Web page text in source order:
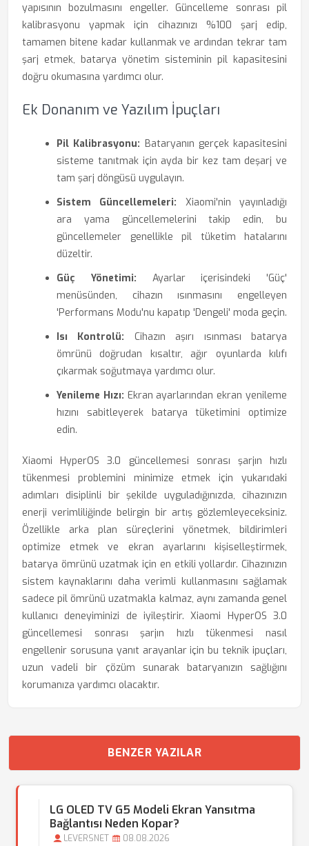
yapısının bozulmasını engeller. Güncelleme sonrası pil
kalibrasyonu yapmak için cihazınızı %100 şarj edip,
tamamen bitene kadar kullanmak ve ardından tekrar tam
şarj etmek, batarya yönetim sisteminin pil kapasitesini
doğru okumasına yardımcı olur.
Ek Donanım ve Yazılım İpuçları
Pil Kalibrasyonu: Bataryanın gerçek kapasitesini
sisteme tanıtmak için ayda bir kez tam deşarj ve
tam şarj döngüsü uygulayın.
Sistem Güncellemeleri: Xiaomi'nin yayınladığı
ara yama güncellemelerini takip edin, bu
güncellemeler genellikle pil tüketim hatalarını
düzeltir.
Güç Yönetimi: Ayarlar içerisindeki 'Güç'
menüsünden, cihazın ısınmasını engelleyen
'Performans Modu'nu kapatıp 'Dengeli' moda geçin.
Isı Kontrolü: Cihazın aşırı ısınması batarya
ömrünü doğrudan kısaltır, ağır oyunlarda kılıfı
çıkarmak soğutmaya yardımcı olur.
Yenileme Hızı: Ekran ayarlarından ekran yenileme
hızını sabitleyerek batarya tüketimini optimize
edin.
Xiaomi HyperOS 3.0 güncellemesi sonrası şarjın hızlı
tükenmesi problemini minimize etmek için yukarıdaki
adımları disiplinli bir şekilde uyguladığınızda, cihazınızın
enerji verimliliğinde belirgin bir artış gözlemleyeceksiniz.
Özellikle arka plan süreçlerini yönetmek, bildirimleri
optimize etmek ve ekran ayarlarını kişiselleştirmek,
batarya ömrünü uzatmak için en etkili yollardır. Cihazınızın
sistem kaynaklarını daha verimli kullanmasını sağlamak
sadece pil ömrünü uzatmakla kalmaz, aynı zamanda genel
kullanıcı deneyiminizi de iyileştirir. Xiaomi HyperOS 3.0
güncellemesi sonrası şarjın hızlı tükenmesi nasıl
engellenir sorusuna yanıt arayanlar için bu teknik ipuçları,
uzun vadeli bir çözüm sunarak bataryanızın sağlığını
korumanıza yardımcı olacaktır.
BENZER YAZILAR
LG OLED TV G5 Modeli Ekran Yansıtma
Bağlantısı Neden Kopar?
LEVERSNET 08.08.2026